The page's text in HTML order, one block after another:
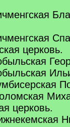
церковь.
церковь.